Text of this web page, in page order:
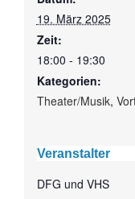
19. März 2025
Zeit:
18:00 - 19:30
Kategorien:
Theater/Musik,
Veranstalter
DFG und VHS